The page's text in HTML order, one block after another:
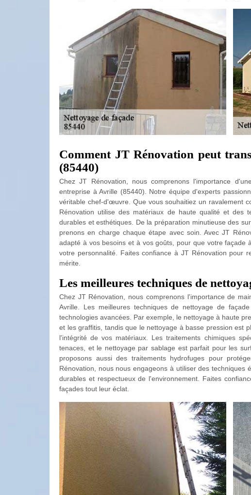
Comment JT Rénovation peut
(85440)
Chez JT Rénovation, nous comprenons l'importance
entreprise à Avrille (85440). Notre équipe d'experts
véritable chef-d'œuvre. Que vous souhaitiez un ravalement
Rénovation utilise des matériaux de haute qualité et des
durables et esthétiques. De la préparation minutieuse des
prenons en charge chaque étape avec soin. Avec JT
adapté à vos besoins et à vos goûts, pour que votre façade
votre personnalité. Faites confiance à JT Rénovation pour
mérite.
Les meilleures techniques de
Chez JT Rénovation, nous comprenons l'importance de
Avrille. Les meilleures techniques de nettoyage de
technologies avancées. Par exemple, le nettoyage à haute
et les graffitis, tandis que le nettoyage à basse pression est
l'intégrité de vos matériaux. Les traitements chimiques
tenaces, et le nettoyage par sablage est parfait pour les
proposons aussi des traitements hydrofuges pour
Rénovation, nous nous engageons à utiliser des techniques
durables et respectueux de l'environnement. Faites
façades tout leur éclat.